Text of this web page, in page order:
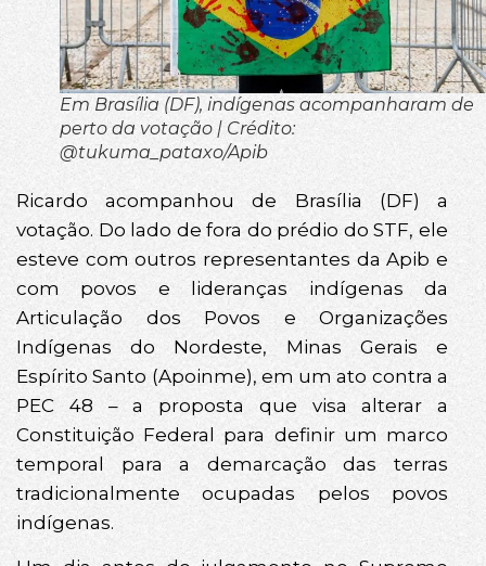
Em Brasília (DF), indígenas acompanharam de
perto da votação | Crédito:
@tukuma_pataxo/Apib
Ricardo acompanhou de Brasília (DF) a
votação. Do lado de fora do prédio do STF, ele
esteve com outros representantes da Apib e
com povos e lideranças indígenas da
Articulação dos Povos e Organizações
Indígenas do Nordeste, Minas Gerais e
Espírito Santo (Apoinme), em um ato contra a
PEC 48 – a proposta que visa alterar a
Constituição Federal para definir um marco
temporal para a demarcação das terras
tradicionalmente ocupadas pelos povos
indígenas.